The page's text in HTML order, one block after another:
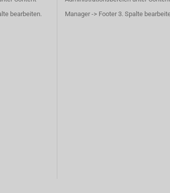
bearbeiten.
Manager -> Footer 3. Spalte